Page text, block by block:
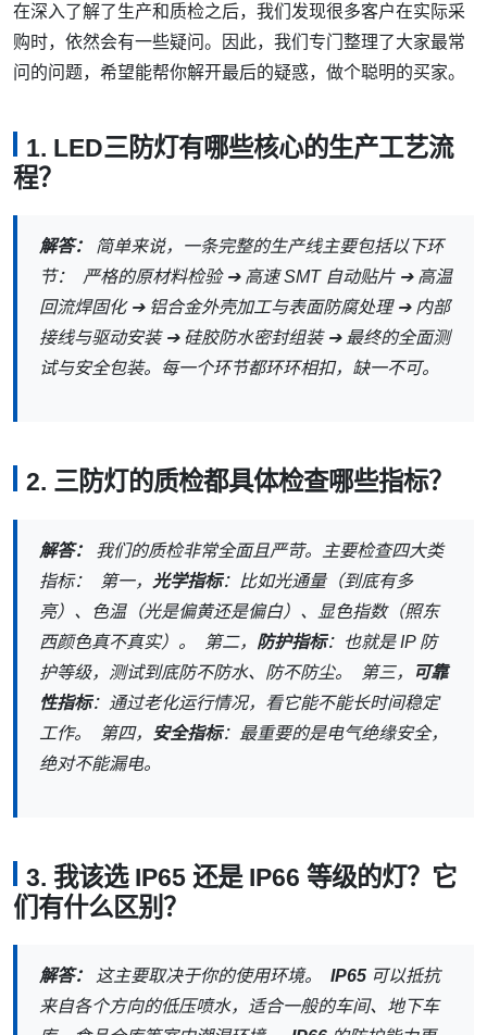
在深入了解了生产和质检之后，我们发现很多客户在实际采
购时，依然会有一些疑问。因此，我们专门整理了大家最常
问的问题，希望能帮你解开最后的疑惑，做个聪明的买家。
1. LED三防灯有哪些核心的生产工艺流
程？
解答：
简单来说，一条完整的生产线主要包括以下环
节： 严格的原材料检验 ➔ 高速 SMT 自动贴片 ➔ 高温
回流焊固化 ➔ 铝合金外壳加工与表面防腐处理 ➔ 内部
接线与驱动安装 ➔ 硅胶防水密封组装 ➔ 最终的全面测
试与安全包装。每一个环节都环环相扣，缺一不可。
2. 三防灯的质检都具体检查哪些指标？
解答：
我们的质检非常全面且严苛。主要检查四大类
指标： 第一，
光学指标：比如光通量（到底有多
亮）、色温（光是偏黄还是偏白）、显色指数（照东
西颜色真不真实）。 第二， 防护指标：也就是 IP 防
护等级，测试到底防不防水、防不防尘。 第三，
可靠
性指标：通过老化运行情况，看它能不能长时间稳定
工作。 第四，
安全指标：最重要的是电气绝缘安全，
绝对不能漏电。
3. 我该选 IP65 还是 IP66 等级的灯？它
们有什么区别？
解答： 这主要取决于你的使用环境。 IP65 可以抵抗
来自各个方向的低压喷水，适合一般的车间、地下车